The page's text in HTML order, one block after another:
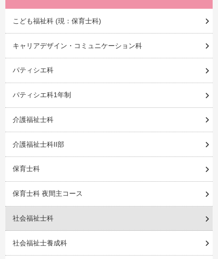
こども福祉科 (現：保育士科)
キャリアデザイン・コミュニケーション科
パティシエ科
パティシエ科1年制
介護福祉士科
介護福祉士科II部
保育士科
保育士科 夜間主コース
社会福祉士科
社会福祉士養成科